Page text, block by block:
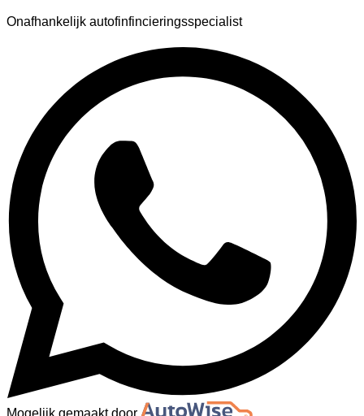
Onafhankelijk autofinfincieringsspecialist
Mogelijk gemaakt door